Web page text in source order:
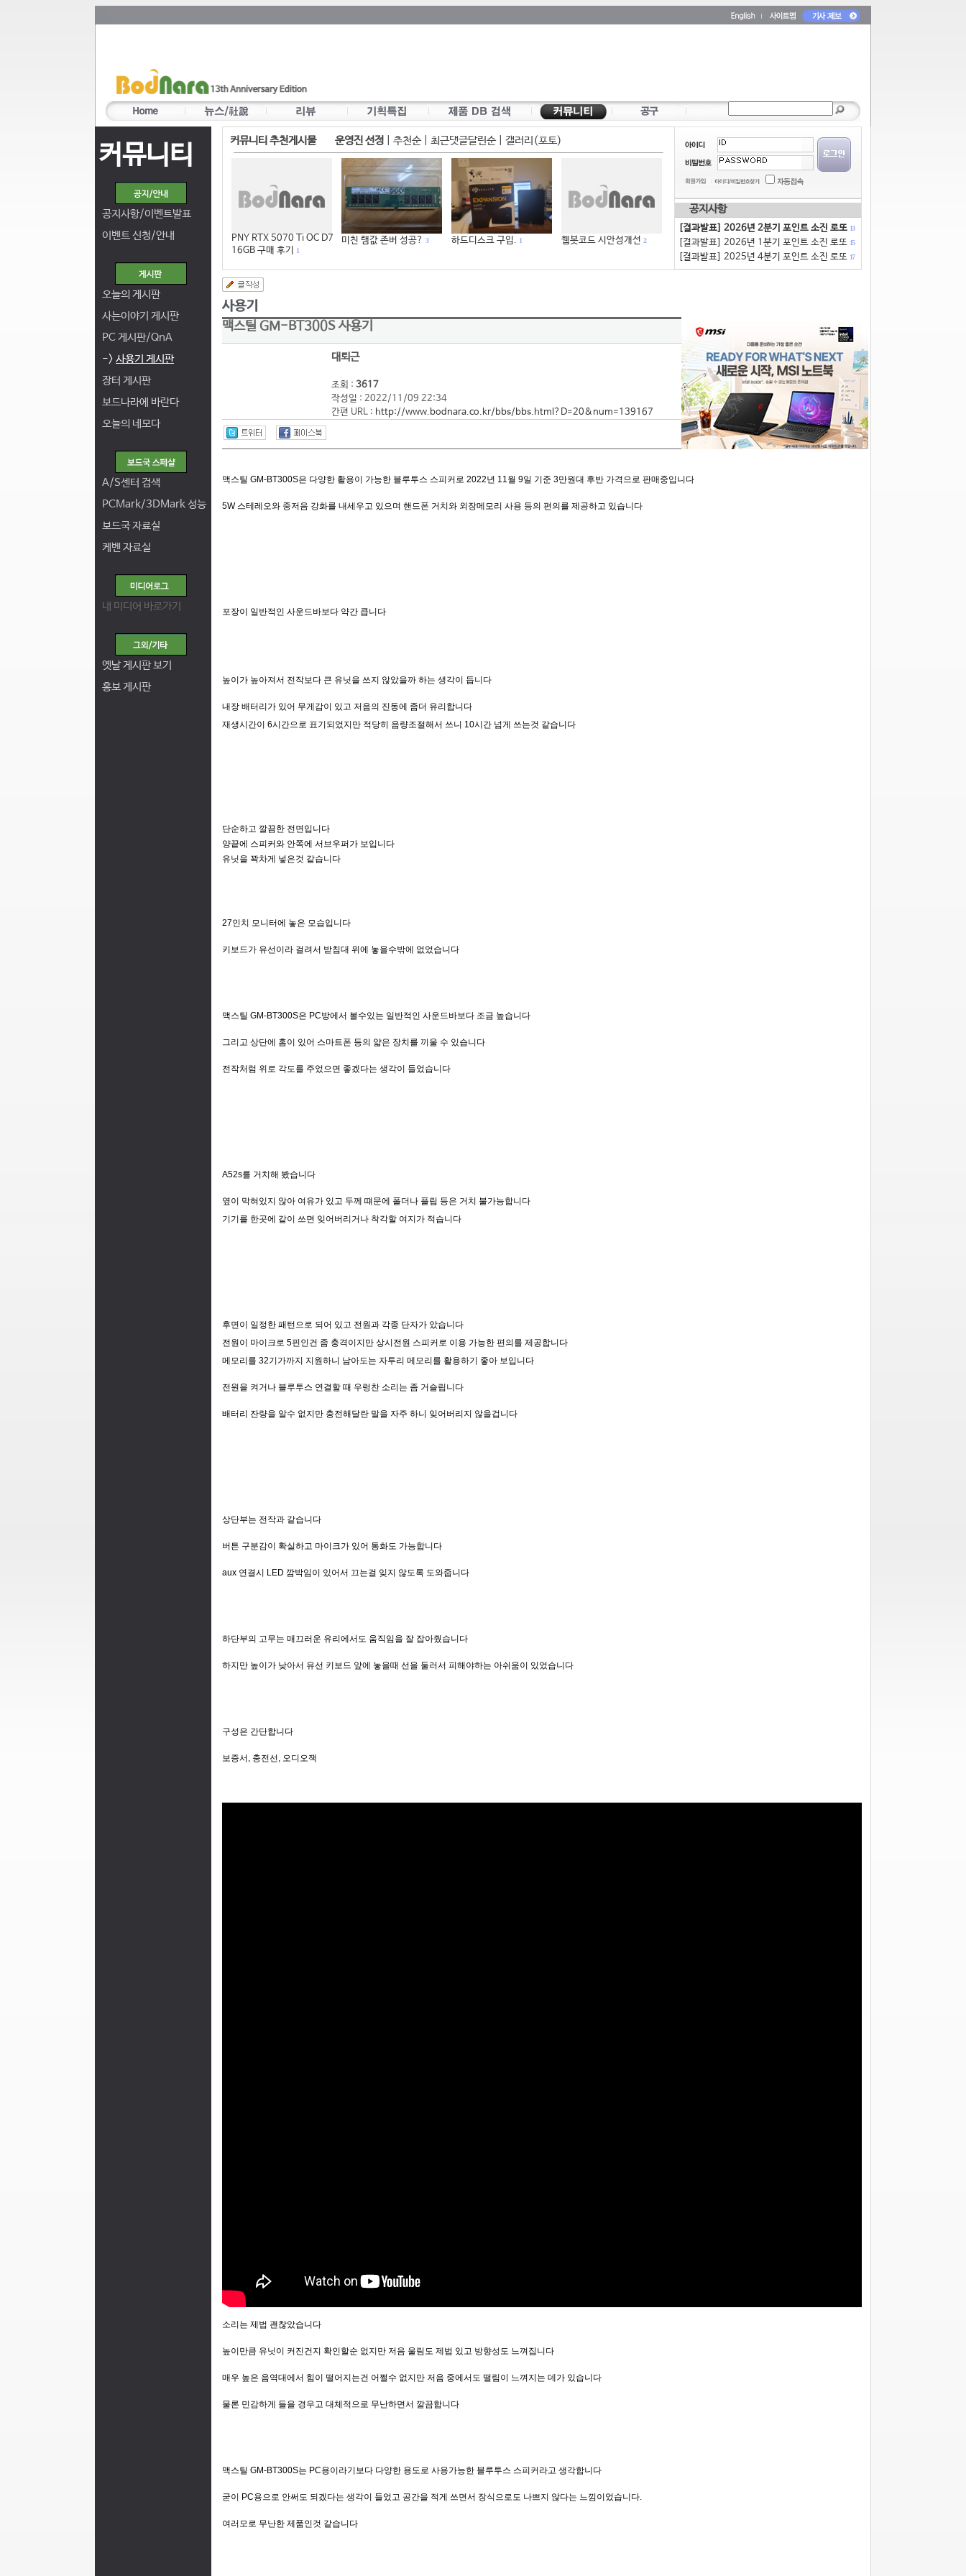
커뮤니티
공지사항/이벤트발표
이벤트 신청/안내
오늘의 게시판
사는이야기 게시판
PC 게시판/QnA
-> 사용기 게시판
장터 게시판
보드나라에 바란다
오늘의 네모다
A/S센터 검색
PCMark/3DMark 성능
보드국 자료실
케벤 자료실
내 미디어 바로가기
옛날 게시판 보기
홍보 게시판
커뮤니티 추천게시물 운영진 선정 추천순| 최근댓글달린순| 갤러리(포토)
PNY RTX 5070 Ti OC D7
16GB 구매 후기
1
미친 램값 존버 성공? 3 하드디스크 구입. 1 웹봇코드 시안성개선 2
공지사항
[결과발표] 2026년 2분기 포인트 소진 로또 13
[결과발표] 2026년 1분기 포인트 소진 로또 15
[결과발표] 2025년 4분기 포인트 소진 로또 17
맥스틸 GM-BT300S 사용기
대퇴근
조회 : 3617
작성일 : 2022/11/09 22:34
간편 URL : http://www.bodnara.co.kr/bbs/bbs.html?D=20&num=139167
맥스틸 GM-BT300S은 다양한 활용이 가능한 블루투스 스피커로 2022년 11월 9일 기준 3만원대 후반 가격으로 판매중입니다
5W 스테레오와 중저음 강화를 내세우고 있으며 핸드폰 거치와 외장메모리 사용 등의 편의를 제공하고 있습니다
포장이 일반적인 사운드바보다 약간 큽니다
높이가 높아져서 전작보다 큰 유닛을 쓰지 않았을까 하는 생각이 듭니다
내장 배터리가 있어 무게감이 있고 저음의 진동에 좀더 유리합니다
재생시간이 6시간으로 표기되었지만 적당히 음량조절해서 쓰니 10시간 넘게 쓰는것 같습니다
단순하고 깔끔한 전면입니다
양끝에 스피커와 안쪽에 서브우퍼가 보입니다
유닛을 꽉차게 넣은것 같습니다
27인치 모니터에 놓은 모습입니다
키보드가 유선이라 걸려서 받침대 위에 놓을수밖에 없었습니다
맥스틸 GM-BT300S은 PC방에서 볼수있는 일반적인 사운드바보다 조금 높습니다
그리고 상단에 홈이 있어 스마트폰 등의 얇은 장치를 끼울 수 있습니다
전작처럼 위로 각도를 주었으면 좋겠다는 생각이 들었습니다
A52s를 거치해 봤습니다
옆이 막혀있지 않아 여유가 있고 두께 떄문에 폴더나 플립 등은 거치 불가능합니다
기기를 한곳에 같이 쓰면 잊어버리거나 착각할 여지가 적습니다
후면이 일정한 패턴으로 되어 있고 전원과 각종 단자가 았습니다
전원이 마이크로 5핀인건 좀 충격이지만 상시전원 스피커로 이용 가능한 편의를 제공합니다
메모리를 32기가까지 지원하니 남아도는 자투리 메모리를 활용하기 좋아 보입니다
전원을 켜거나 블루투스 연결할 때 우렁찬 소리는 좀 거슬립니다
배터리 잔량을 알수 없지만 충전해달란 말을 자주 하니 잊어버리지 않을겁니다
상단부는 전작과 같습니다
버튼 구분감이 확실하고 마이크가 있어 통화도 가능합니다
aux 연결시 LED 깜박임이 있어서 끄는걸 잊지 않도록 도와줍니다
하단부의 고무는 매끄러운 유리에서도 움직임을 잘 잡아줬습니다
하지만 높이가 낮아서 유선 키보드 앞에 놓을때 선을 둘러서 피해야하는 아쉬움이 있었습니다
구성은 간단합니다
보증서, 충전선, 오디오잭
소리는 제법 괜찮았습니다
높이만큼 유닛이 커진건지 확인할순 없지만 저음 울림도 제법 있고 방향성도 느껴집니다
매우 높은 음역대에서 힘이 떨어지는건 어쩔수 없지만 저음 중에서도 떨림이 느껴지는 데가 있습니다
물론 민감하게 들을 경우고 대체적으로 무난하면서 깔끔합니다
맥스틸 GM-BT300S는 PC용이라기보다 다양한 용도로 사용가능한 블루투스 스피커라고 생각합니다
굳이 PC용으로 안써도 되겠다는 생각이 들었고 공간을 적게 쓰면서 장식으로도 나쁘지 않다는 느낌이었습니다.
여러모로 무난한 제품인것 같습니다